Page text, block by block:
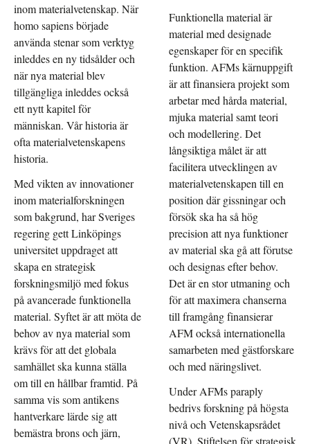
inom materialvetenskap. När
homo sapiens började
använda stenar som verktyg
inleddes en ny tidsålder och
när nya material blev
tillgängliga inleddes också
ett nytt kapitel för
människan. Vår historia är
ofta materialvetenskapens
historia.
Med vikten av innovationer
inom materialforskningen
som bakgrund, har Sveriges
regering gett Linköpings
universitet uppdraget att
skapa en strategisk
forskningsmiljö med fokus
på avancerade funktionella
material. Syftet är att möta de
behov av nya material som
krävs för att det globala
samhället ska kunna ställa
om till en hållbar framtid. På
samma vis som antikens
hantverkare lärde sig att
bemästra brons och järn,
Funktionella material är
material med designade
egenskaper för en specifik
funktion. AFMs kärnuppgift
är att finansiera projekt som
arbetar med hårda material,
mjuka material samt teori
och modellering. Det
långsiktiga målet är att
facilitera utvecklingen av
materialvetenskapen till en
position där gissningar och
försök ska ha så hög
precision att nya funktioner
av material ska gå att förutse
och designas efter behov.
Det är en stor utmaning och
för att maximera chanserna
till framgång finansierar
AFM också internationella
samarbeten med gästforskare
och med näringslivet.
Under AFMs paraply
bedrivs forskning på högsta
nivå och Vetenskapsrådet
(VR), Stiftelsen för strategisk